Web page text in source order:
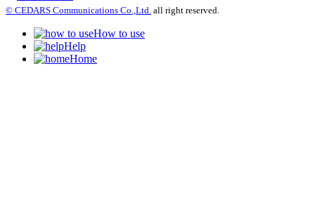
© CEDARS Communications Co.,Ltd. all right reserved.
How to use
Help
Home